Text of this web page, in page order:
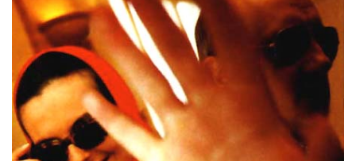
Romantische komedie
Thriller